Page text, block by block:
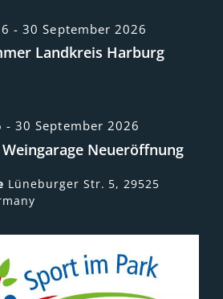
-30 September 2026
Landkreis Harburg
-30 September 2026
Neueröffnung
Lüneburger Str. 5, 29525